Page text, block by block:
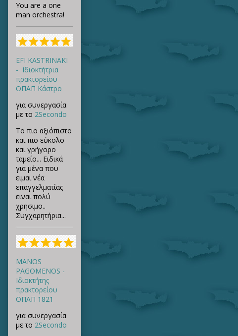
You are a one
man orchestra!
EFI KASTRINAKI
- Ιδιοκτήτρια
πρακτορείου
ΟΠΑΠ Κάστρο
για συνεργασία
με το 2Secondo
Το πιο αξιόπιστο
και πιο εύκολο
και γρήγορο
ταμείο... Ειδικά
για μένα που
ειμαι νέα
επαγγελματίας
ειναι πολύ
χρησιμο..
Συγχαρητήρια...
MANOS
PAGOMENOS -
Ιδιοκτήτης
πρακτορείου
ΟΠΑΠ 1821
για συνεργασία
με το 2Secondo